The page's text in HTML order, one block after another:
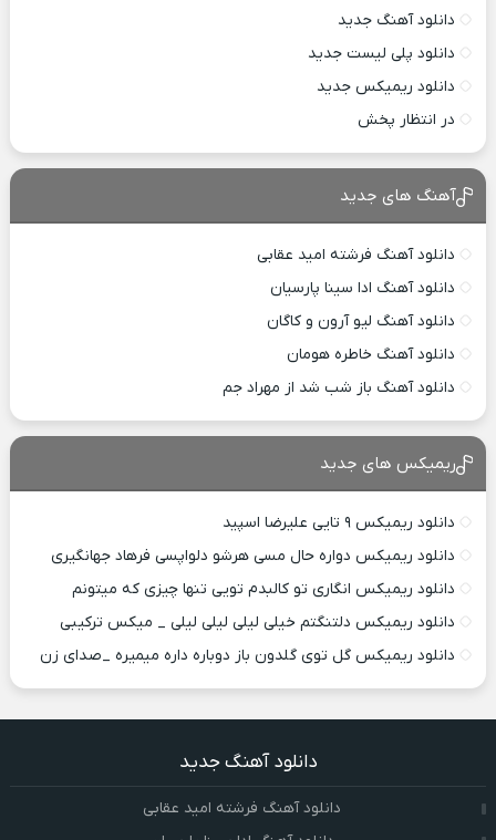
دانلود آهنگ جدید
دانلود پلی لیست جدید
دانلود ریمیکس جدید
در انتظار پخش
آهنگ های جدید
دانلود آهنگ فرشته امید عقابی
دانلود آهنگ ادا سینا پارسیان
دانلود آهنگ لیو آرون و کاگان
دانلود آهنگ خاطره هومان
دانلود آهنگ باز شب شد از مهراد جم
ریمیکس های جدید
دانلود ریمیکس ۹ تایی علیرضا اسپید
دانلود ریمیکس دواره حال مسی هرشو دلواپسی فرهاد جهانگیری
دانلود ریمیکس انگاری تو کالبدم تویی تنها چیزی که میتونم
دانلود ریمیکس دلتنگتم خیلی لیلی لیلی لیلی _ میکس ترکیبی
دانلود ریمیکس گل توی گلدون باز دوباره داره میمیره _صدای زن
دانلود آهنگ جدید
دانلود آهنگ فرشته امید عقابی